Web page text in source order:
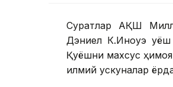
Суратлар АҚШ
Дэниел К.Иноуэ
Қуёшни махсус ҳимоя
илмий ускуналар